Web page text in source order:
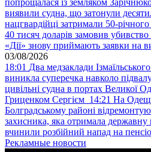
попрощалася із земляком
виявили судна, що затонули
нацгвардійці затримали 50-
40 тисяч доларів замовив убивство
«Дії» знову приймають заявки на
03/08/2026
18:01 Два медзаклади
виникла суперечка навколо
цивільні судна в портах Великої
Гриценком Сергієм 14:21 На
Болградському районі
захисника, яка отримала
вчинили розбійний напад на
Рекламные новости